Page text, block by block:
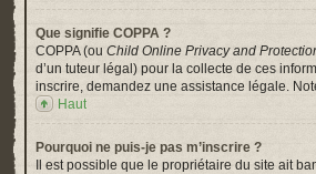
Que signifie COPPA ?
COPPA (ou Child Online Privacy and
d’un tuteur légal) pour la collecte de ces
inscrire, demandez une assistance légale.
Haut
Pourquoi ne puis-je pas m’inscrire ?
Il est possible que le propriétaire du site ait